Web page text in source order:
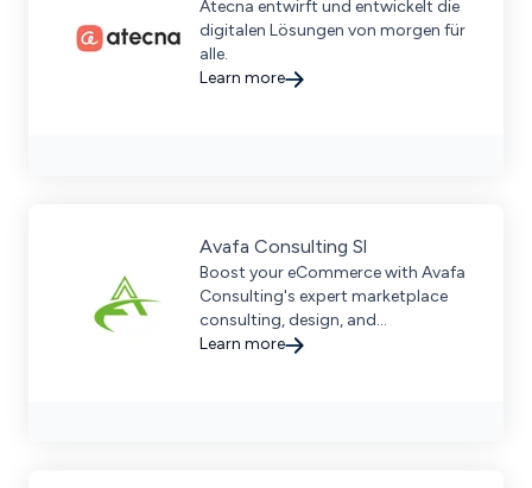
Atecna entwirft und entwickelt die
digitalen Lösungen von morgen für
alle.
Learn more
Avafa Consulting Sl
Boost your eCommerce with Avafa
Consulting's expert marketplace
consulting, design, and
development services for scalable
Learn more